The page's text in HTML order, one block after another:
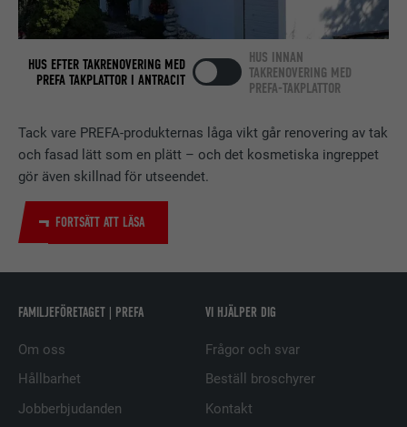
Tack vare PREFA-produkternas låga vikt går renovering av tak
och fasad lätt som en plätt – och det kosmetiska ingreppet
gör även skillnad för utseendet.
FORTSÄTT ATT LÄSA
HUS EFTER TAKRENOVERING MED
PREFA TAKPLATTOR I ANTRACIT
HUS INNAN
TAKRENOVERING MED
PREFA-TAKPLATTOR
FAMILJEFÖRETAGET | PREFA
Om oss
Hållbarhet
Jobberbjudanden
VI HJÄLPER DIG
Frågor och svar
Beställ broschyrer
Kontakt
ÄNDAMÅL
Används av den sociala
nätverkstjänsten LinkedIn för att
spåra användningen av inbäddade
tjänster.
EFTERNAMN bscookie
LEVERANTÖRER LinkedIn
PROCEDUR
nätverkstjänsten LinkedIn för att
EFTERNAMN UserMatchHistory
LEVERANTÖRER